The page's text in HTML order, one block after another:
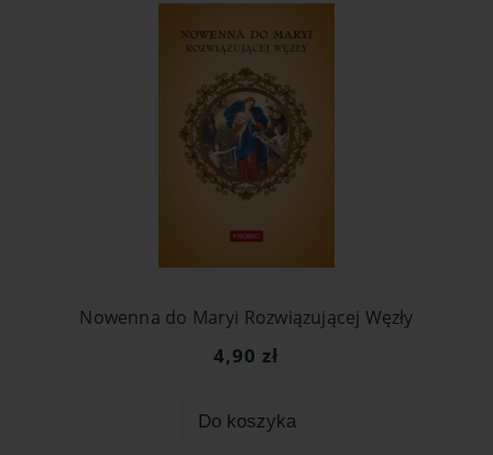
Nowenna do Maryi Rozwiązującej Węzły
4,90 zł
Do koszyka